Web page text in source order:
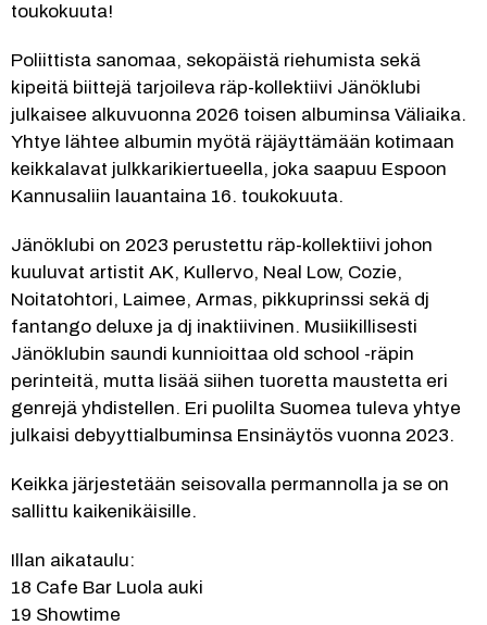
toukokuuta!
Poliittista sanomaa, sekopäistä riehumista sekä
kipeitä biittejä tarjoileva räp-kollektiivi Jänöklubi
julkaisee alkuvuonna 2026 toisen albuminsa Väliaika.
Yhtye lähtee albumin myötä räjäyttämään kotimaan
keikkalavat julkkarikiertueella, joka saapuu Espoon
Kannusaliin lauantaina 16. toukokuuta.
Jänöklubi on 2023 perustettu räp-kollektiivi johon
kuuluvat artistit AK, Kullervo, Neal Low, Cozie,
Noitatohtori, Laimee, Armas, pikkuprinssi sekä dj
fantango deluxe ja dj inaktiivinen. Musiikillisesti
Jänöklubin saundi kunnioittaa old school -räpin
perinteitä, mutta lisää siihen tuoretta maustetta eri
genrejä yhdistellen. Eri puolilta Suomea tuleva yhtye
julkaisi debyyttialbuminsa Ensinäytös vuonna 2023.
Keikka järjestetään seisovalla permannolla ja se on
sallittu kaikenikäisille.
Illan aikataulu:
18 Cafe Bar Luola auki
19 Showtime